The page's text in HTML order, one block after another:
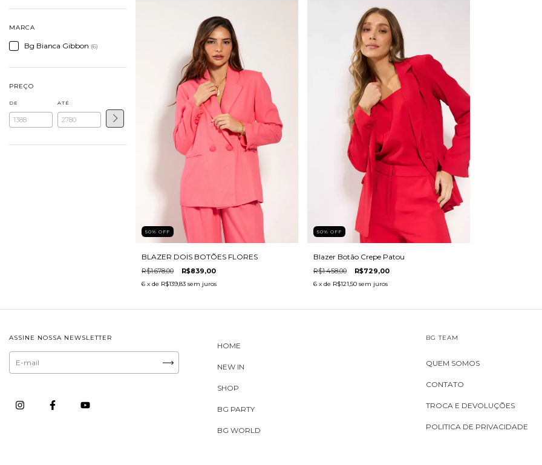
MARCA
Bg Bianca Gibbon (6)
PREÇO
DE ATÉ
50% OFF
BLAZER DOIS BOTÕES FLORES
R$1.678,00 R$839,00
6 x de R$139,83 sem juros
50% OFF
Blazer Botão Crepe Patou
R$1.458,00 R$729,00
6 x de R$121,50 sem juros
ASSINE NOSSA NEWSLETTER
HOME
NEW IN
SHOP
BG PARTY
BG WORLD
BG TEAM
QUEM SOMOS
CONTATO
TROCA E DEVOLUÇÕES
POLITICA DE PRIVACIDADE